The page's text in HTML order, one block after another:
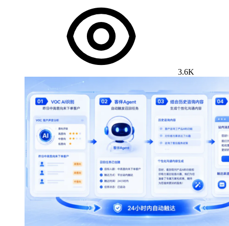
3.6K